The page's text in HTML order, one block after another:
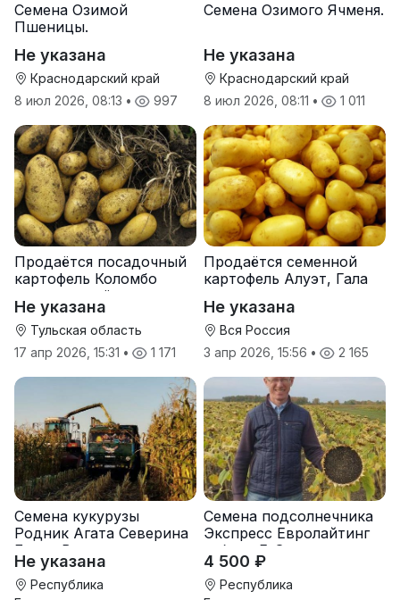
Семена Озимой
Пшеницы.
Не указана
Краснодарский край
8 июл 2026, 08:13 • 997
Семена Озимого Ячменя.
Не указана
Краснодарский край
8 июл 2026, 08:11 • 1 011
Продаётся посадочный
картофель Коломбо
оптом от трёх тонн
Не указана
Тульская область
17 апр 2026, 15:31 • 1 171
Продаётся семенной
картофель Алуэт, Гала
Не указана
Вся Россия
3 апр 2026, 15:56 • 2 165
Семена кукурузы
Родник Агата Северина
Берта Вилора
Прохладненский Дарина
Росс Машук Катерина
Не указана
Республика
Семена подсолнечника
Экспресс Евролайтинг
гибрид F-G+
4 500 ₽
Республика